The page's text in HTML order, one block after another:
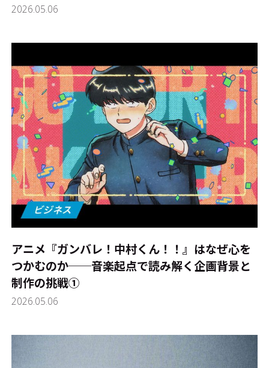
2026.05.06
アニメ『ガンバレ！中村くん！！』はなぜ心を
つかむのか──音楽起点で読み解く企画背景と
制作の挑戦①
2026.05.06